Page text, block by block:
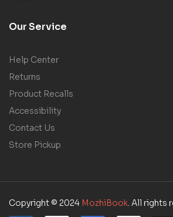
Our Service
Help Center
Returns
Product Recalls
Accessibility
Contact Us
Store Pickup
Copyright © 2024 MozhiBook. All rights